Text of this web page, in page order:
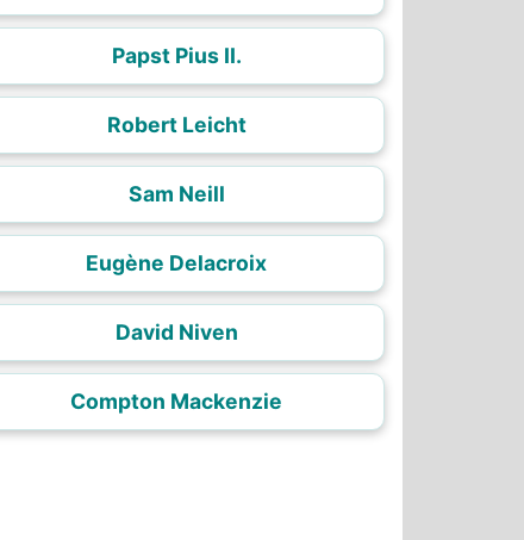
Papst Pius II.
Robert Leicht
Sam Neill
Eugène Delacroix
David Niven
Compton Mackenzie